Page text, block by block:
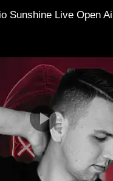
Sunshine Live Open